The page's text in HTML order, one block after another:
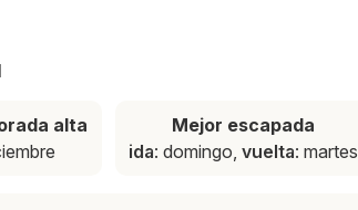
alta
Mejor escapada
ida: domingo,vuelta: martes